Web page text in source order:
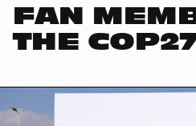
FAN
THE